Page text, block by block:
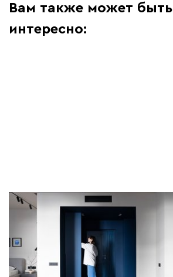
Вам также может быть
интересно:
Дизайн-проекты | 13.11.2025
Синие акценты и игра теней:
минималистичная студия 49,6
кв.м